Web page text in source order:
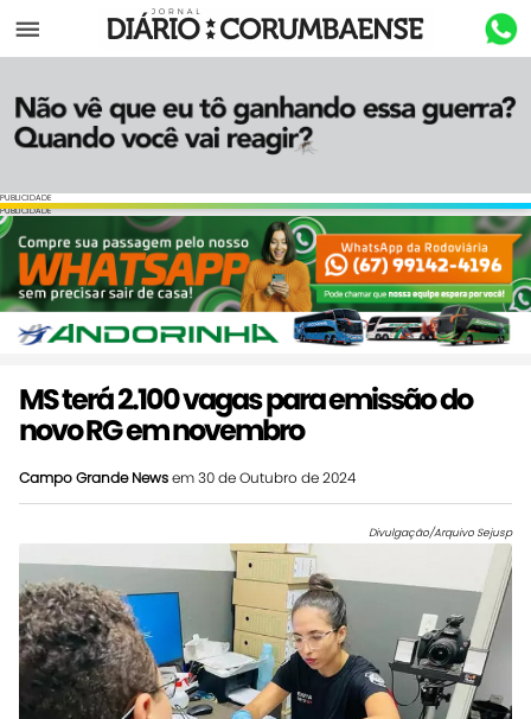
Menu
PUBLICIDADE
PUBLICIDADE
MS terá 2.100 vagas para emissão do
novo RG em novembro
Campo Grande Newsem 30 de Outubro de 2024
Divulgação/Arquivo Sejusp